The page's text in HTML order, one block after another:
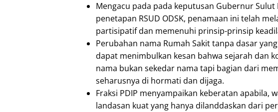
Mengacu pada pada keputusan Gubernur
penetapan RSUD ODSK, penamaan ini telah
partisipatif dan memenuhi prinsip-prinsip
Perubahan nama Rumah Sakit tanpa dasar
dapat menimbulkan kesan bahwa sejarah dan
nama bukan sekedar nama tapi bagian dari
seharusnya di hormati dan dijaga.
Fraksi PDIP menyampaikan keberatan apabila,
landasan kuat yang hanya dilanddaskan dari